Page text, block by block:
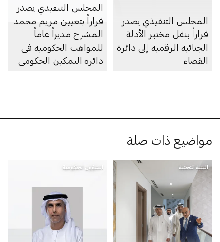
المجلس التنفيذي يصدر
قراراً بنقل مختبر الأدلة
الجنائية الرقمية إلى دائرة
القضاء
المجلس التنفيذي يصدر
قراراً بتعيين مريم محمد
المشرخ مديراً عاماً
للمواهب الحكومية في
دائرة التمكين الحكومي
مواضيع ذات صلة
البنية التحتية الشؤون الحكومية